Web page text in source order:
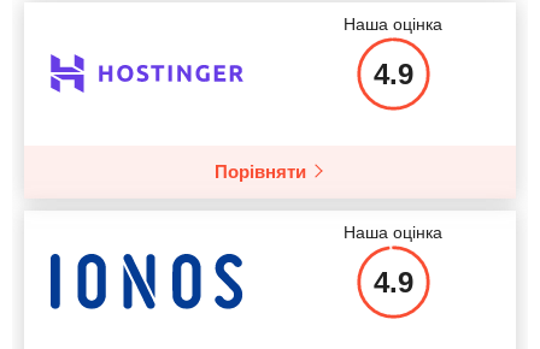
Наша оцінка
4.9
Порівняти
Наша оцінка
4.9